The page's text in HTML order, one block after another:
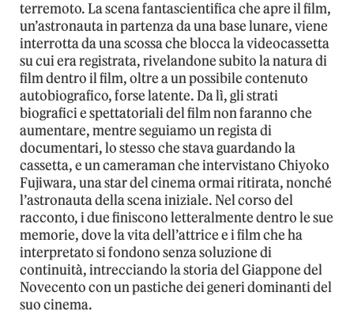
terremoto. La scena fantascientifica che apre il film,
un’astronauta in partenza da una base lunare, viene
interrotta da una scossa che blocca la videocassetta
su cui era registrata, rivelandone subito la natura di
film dentro il film, oltre a un possibile contenuto
autobiografico, forse latente. Da lì, gli strati
biografici e spettatoriali del film non faranno che
aumentare, mentre seguiamo un regista di
documentari, lo stesso che stava guardando la
cassetta, e un cameraman che intervistano Chiyoko
Fujiwara, una star del cinema ormai ritirata, nonché
l’astronauta della scena iniziale. Nel corso del
racconto, i due finiscono letteralmente dentro le sue
memorie, dove la vita dell’attrice e i film che ha
interpretato si fondono senza soluzione di
continuità, intrecciando la storia del Giappone del
Novecento con un pastiche dei generi dominanti del
suo cinema.